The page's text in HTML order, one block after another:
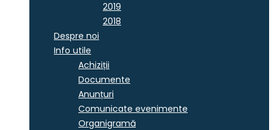
2019
2018
Despre noi
Info utile
Achiziții
Documente
Anunțuri
Comunicate evenimente
Organigramă